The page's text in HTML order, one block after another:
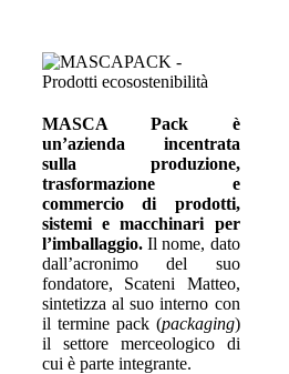
MASCA Pack è
un’azienda incentrata
sulla produzione,
trasformazione e
commercio di prodotti,
sistemi e macchinari per
l’imballaggio.Il nome, dato
dall’acronimo del suo
fondatore, Scateni Matteo,
sintetizza al suo interno con
il termine pack (packaging)
il settore merceologico di
cui è parte integrante.